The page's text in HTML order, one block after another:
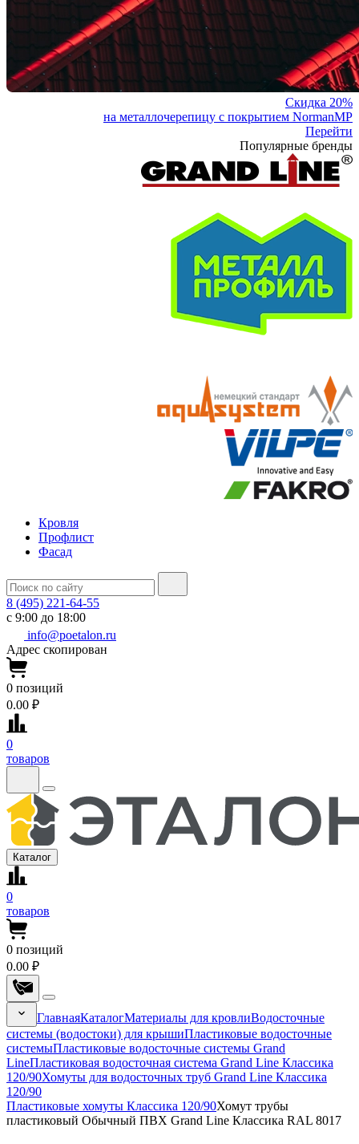
Скидка 20%
на металлочерепицу с покрытием NormanMP
Перейти
Популярные бренды
Кровля
Профлист
Фасад
8 (495) 221-64-55
с 9:00 до 18:00
info@poetalon.ru
Адрес скопирован
0 позиций
0.00 ₽
0
товаров
Каталог
0
товаров
0 позиций
0.00 ₽
ГлавнаяКаталогМатериалы для кровлиВодосточные
системы (водостоки) для крышиПластиковые водосточные
системыПластиковые водосточные системы Grand
LineПластиковая водосточная система Grand Line Классика
120/90Хомуты для водосточных труб Grand Line Классика
120/90
Пластиковые хомуты Классика 120/90Хомут трубы
пластиковый Обычный ПВХ Grand Line Классика RAL 8017